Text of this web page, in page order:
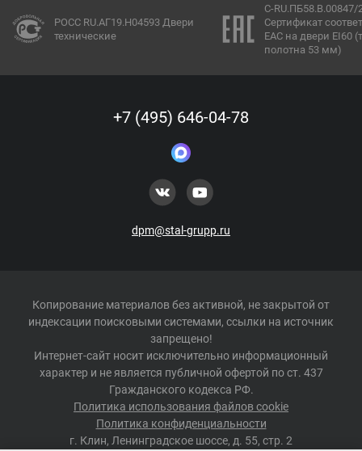
РОСС RU.АГ19.Н04593 Двери
технические
C-RU.ПБ58.В.00847/
Сертификат
ЕАС на двери EI60
полотна 53 мм)
+7 (495) 646-04-78
dpm@stal-grupp.ru
Копирование материалов без активной, не закрытой от
индексации поисковыми системами, ссылки на источник
запрещено!
Интернет-сайт носит исключительно информационный
характер и не является публичной офертой по ст. 437
Гражданского кодекса РФ.
Политика использования файлов cookie
Политика конфиденциальности
г. Клин, Ленинградское шоссе, д. 55, стр. 2